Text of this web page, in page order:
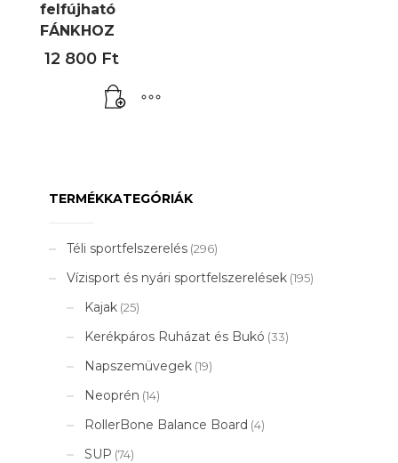
felfújható
FÁNKHOZ
12 800 Ft
TERMÉKKATEGÓRIÁK
Téli sportfelszerelés (296)
Vízisport és nyári sportfelszerelések (195)
Kajak (25)
Kerékpáros Ruházat és Bukó (33)
Napszemüvegek (19)
Neoprén (14)
RollerBone Balance Board (4)
SUP (74)